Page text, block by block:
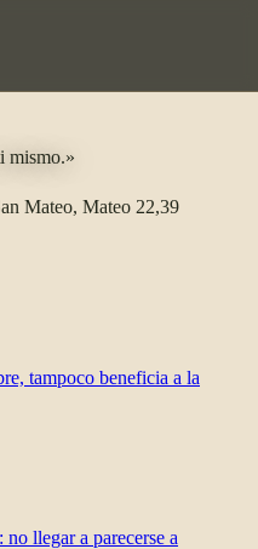
mismo.»
Mateo, Mateo 22,39
tampoco beneficia a la
llegar a parecerse a